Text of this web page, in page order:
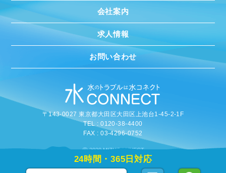
24時間・365日対応
会社案内
求人情報
お問い合わせ
〒143-0027 東京都大田区大田区上池台1-45-2-1F
TEL : 0120-38-4400
FAX : 03-4296-0752
© 2020 MIZUCONNECT